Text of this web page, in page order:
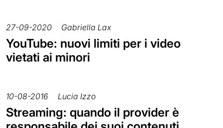
27-09-2020 Gabriella Lax
YouTube: nuovi limiti per i video
vietati ai minori
10-08-2016 Lucia Izzo
Streaming: quando il provider è